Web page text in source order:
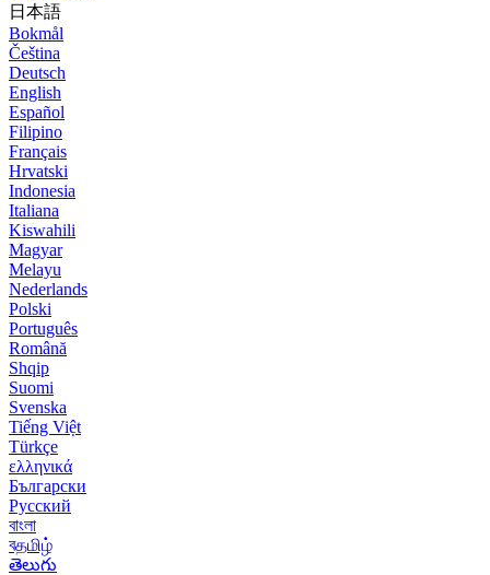
日本語
Bokmål
Čeština
Deutsch
English
Español
Filipino
Français
Hrvatski
Indonesia
Italiana
Kiswahili
Magyar
Melayu
Nederlands
Polski
Português
Română
Shqip
Suomi
Svenska
Tiếng Việt
Türkçe
ελληνικά
Български
Русский
বাংলা
বதமிழ்
తెలుగు